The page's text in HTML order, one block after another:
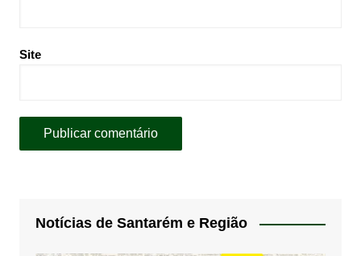
Site
Notícias de Santarém e Região